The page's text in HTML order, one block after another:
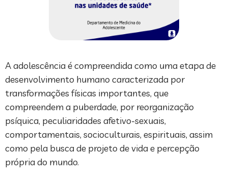
A adolescência é compreendida como uma etapa de
desenvolvimento humano caracterizada por
transformações físicas importantes, que
compreendem a puberdade, por reorganização
psíquica, peculiaridades afetivo-sexuais,
comportamentais, socioculturais, espirituais, assim
como pela busca de projeto de vida e percepção
própria do mundo.